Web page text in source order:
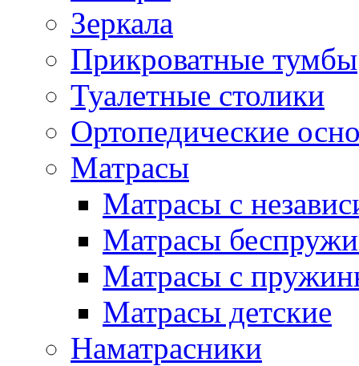
Зеркала
Прикроватные тумбы
Туалетные столики
Ортопедические
Матрасы
Матрасы с
Матрасы
Матрасы с
Матрасы детские
Наматрасники